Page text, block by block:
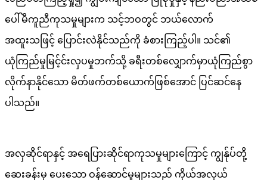
ပေါ်မီကူညီကုသမှုများက သင့်ဘဝတွင် ဘယ်လောက်
အထူးသဖြင့် ပြောင်းလဲနိုင်သည်ကို ခံစားကြည့်ပါ။ သင်၏
ယုံကြည်မှုမြင့်င်းလှပမှုဘက်သို့ ခရီးတစ်လျှောက်မှာယုံကြည်စွာ
လိုက်နာနိုင်သော မိတ်ဖက်တစ်ယောက်ဖြစ်အောင် ပြင်ဆင်နေ
ပါသည်။
အလှဆိုင်ရာနှင့် အရေပြားဆိုင်ရာကုသမှုများကြောင့် ကျွန်ုပ်တို့
ဆေးခန်းမှ ပေးသော ဝန်ဆောင်မှုများသည် ကိုယ်အလှယ်